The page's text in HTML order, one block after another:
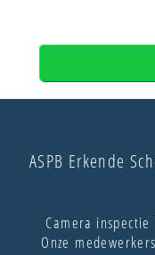
ASPB Erkende
Camera
Onze